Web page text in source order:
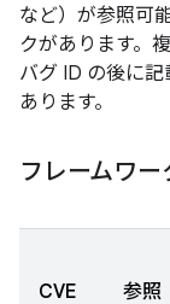
など）が参照可
クがあります。
バグ ID の後に
あります。
フレームワー
CVE 参照